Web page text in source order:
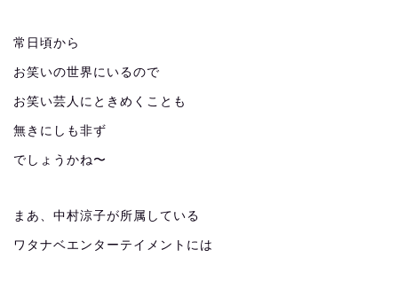
常日頃から
お笑いの世界にいるので
お笑い芸人にときめくことも
無きにしも非ず
でしょうかね〜
まあ、中村涼子が所属している
ワタナベエンターテイメントには